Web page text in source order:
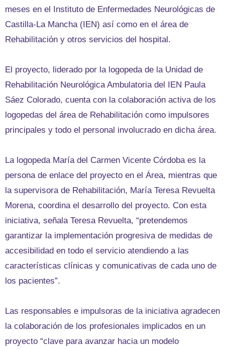
meses en el Instituto de Enfermedades Neurológicas de
Castilla-La Mancha (IEN) así como en el área de
Rehabilitación y otros servicios del hospital.
El proyecto, liderado por la logopeda de la Unidad de
Rehabilitación Neurológica Ambulatoria del IEN Paula
Sáez Colorado, cuenta con la colaboración activa de los
logopedas del área de Rehabilitación como impulsores
principales y todo el personal involucrado en dicha área.
La logopeda María del Carmen Vicente Córdoba es la
persona de enlace del proyecto en el Área, mientras que
la supervisora de Rehabilitación, María Teresa Revuelta
Morena, coordina el desarrollo del proyecto. Con esta
iniciativa, señala Teresa Revuelta, “pretendemos
garantizar la implementación progresiva de medidas de
accesibilidad en todo el servicio atendiendo a las
características clínicas y comunicativas de cada uno de
los pacientes”.
Las responsables e impulsoras de la iniciativa agradecen
la colaboración de los profesionales implicados en un
proyecto “clave para avanzar hacia un modelo